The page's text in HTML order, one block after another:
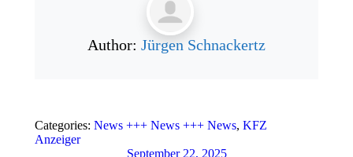
Author: Jürgen Schnackertz
Categories: News +++ News +++ News, KFZ
Anzeiger
September 22, 2025